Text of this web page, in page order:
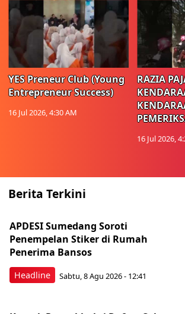
YES Preneur Club (Young
Entrepreneur Success)
16 Jul 2026, 4:30 AM
RAZIA
16 Jul 2026,
Berita Terkini
Headline
APDESI Sumedang Soroti
Penempelan Stiker di Rumah
Penerima Bansos
Sabtu, 8 Agu 2026 - 12:41